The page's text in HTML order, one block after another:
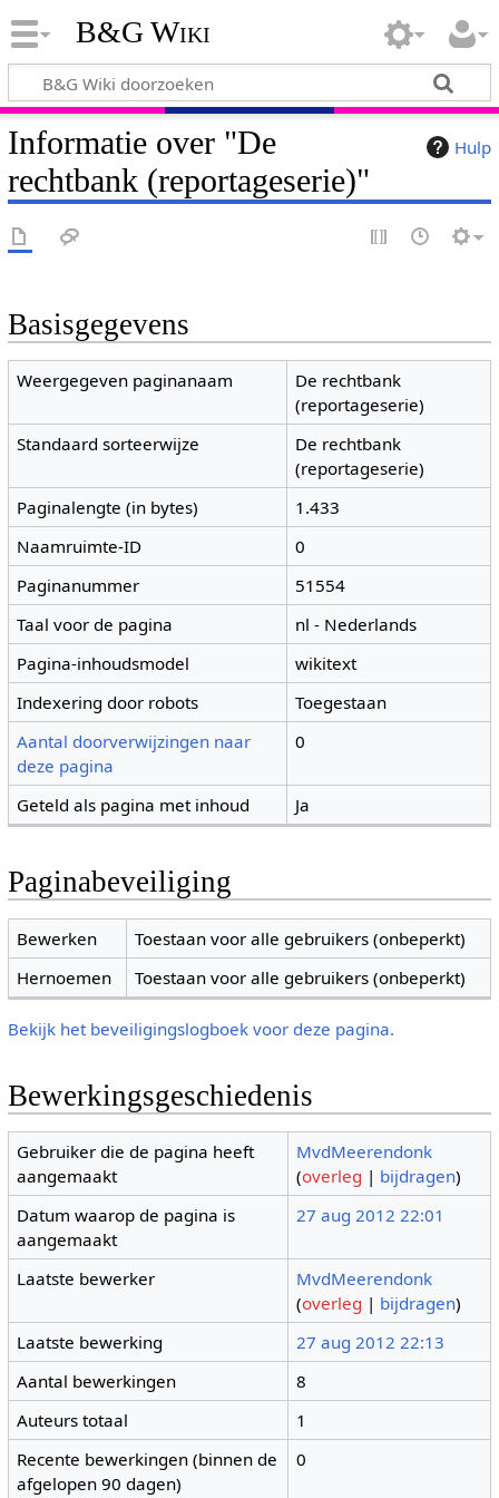
B&G Wiki
Hulp
Informatie over "De
rechtbank (reportageserie)"
Basisgegevens
Weergegeven paginanaam
De rechtbank
(reportageserie)
Standaard sorteerwijze
De rechtbank
(reportageserie)
Paginalengte (in bytes)
1.433
Naamruimte-ID
0
Paginanummer
51554
Taal voor de pagina
nl - Nederlands
Pagina-inhoudsmodel
wikitext
Indexering door robots
Toegestaan
Aantal doorverwijzingen naar
deze pagina
0
Geteld als pagina met inhoud Ja
Paginabeveiliging
Bewerken
Toestaan voor alle gebruikers (onbeperkt)
Hernoemen
Toestaan voor alle gebruikers (onbeperkt)
Bekijk het beveiligingslogboek voor deze pagina.
Bewerkingsgeschiedenis
Gebruiker die de pagina heeft
aangemaakt
MvdMeerendonk
(overleg | bijdragen)
Datum waarop de pagina is
aangemaakt
27 aug 2012 22:01
Laatste bewerker
MvdMeerendonk
(overleg | bijdragen)
Laatste bewerking
27 aug 2012 22:13
Aantal bewerkingen
8
Auteurs totaal
1
Recente bewerkingen (binnen de
afgelopen 90 dagen)
0